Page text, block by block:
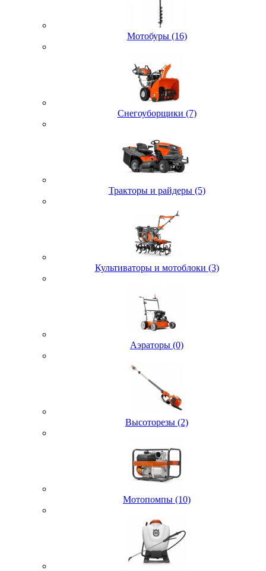
Мотобуры (16)
Снегоуборщики (7)
Тракторы и райдеры (5)
Культиваторы и мотоблоки (3)
Аэраторы (0)
Высоторезы (2)
Мотопомпы (10)